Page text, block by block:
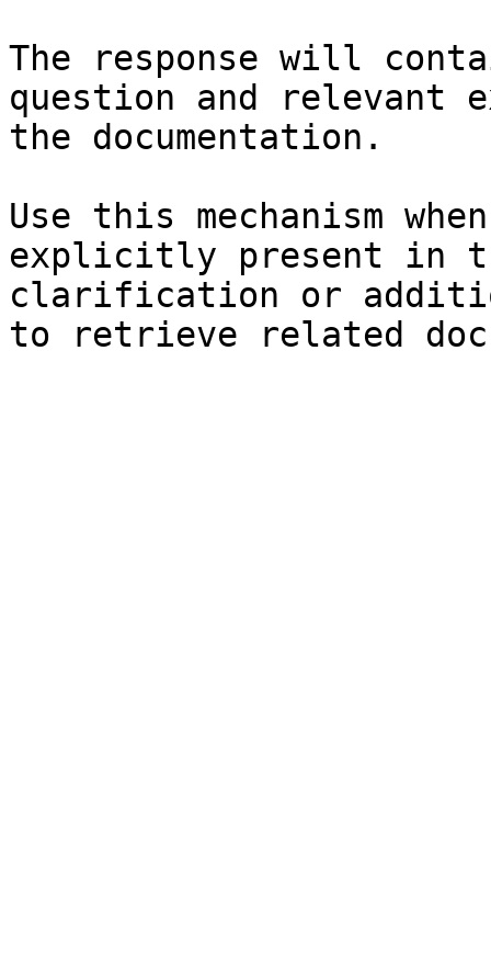
The response will
question and relevant
the documentation.
Use this mechanism
explicitly present in
clarification or